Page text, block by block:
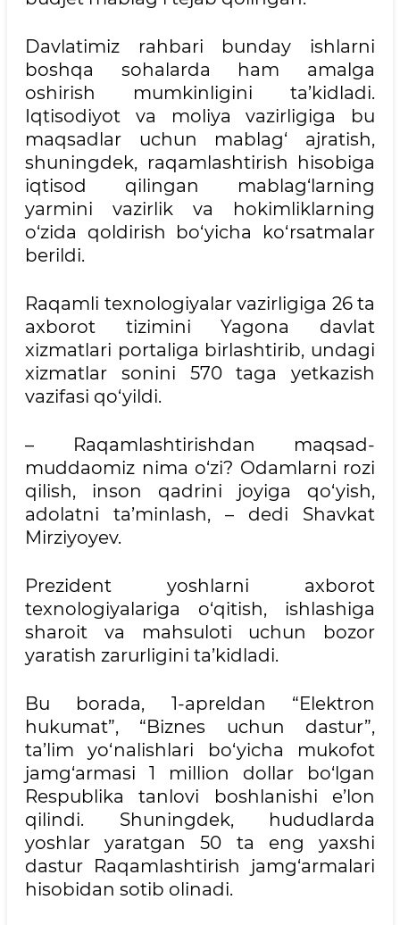
Davlatimiz rahbari bunday ishlarni
boshqa sohalarda ham amalga
oshirish mumkinligini ta’kidladi.
Iqtisodiyot va moliya vazirligiga bu
maqsadlar uchun mablag‘ ajratish,
shuningdek, raqamlashtirish hisobiga
iqtisod qilingan mablag‘larning
yarmini vazirlik va hokimliklarning
o‘zida qoldirish bo‘yicha ko‘rsatmalar
berildi.
Raqamli texnologiyalar vazirligiga 26 ta
axborot tizimini Yagona davlat
xizmatlari portaliga birlashtirib, undagi
xizmatlar sonini 570 taga yetkazish
vazifasi qo‘yildi.
– Raqamlashtirishdan maqsad-
muddaomiz nima o‘zi? Odamlarni rozi
qilish, inson qadrini joyiga qo‘yish,
adolatni ta’minlash, – dedi Shavkat
Mirziyoyev.
Prezident yoshlarni axborot
texnologiyalariga o‘qitish, ishlashiga
sharoit va mahsuloti uchun bozor
yaratish zarurligini ta’kidladi.
Bu borada, 1-apreldan “Elektron
hukumat”, “Biznes uchun dastur”,
ta’lim yo‘nalishlari bo‘yicha mukofot
jamg‘armasi 1 million dollar bo‘lgan
Respublika tanlovi boshlanishi e’lon
qilindi. Shuningdek, hududlarda
yoshlar yaratgan 50 ta eng yaxshi
dastur Raqamlashtirish jamg‘armalari
hisobidan sotib olinadi.